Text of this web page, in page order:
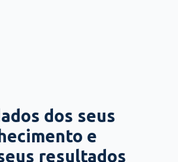
dos seus
e
resultados